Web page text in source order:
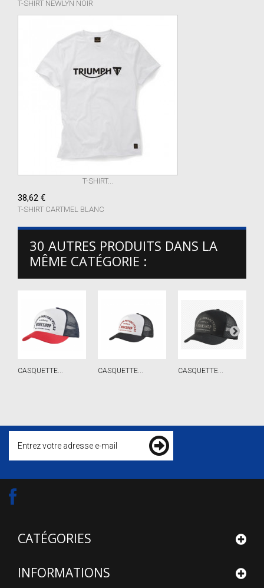
T-SHIRT NEWLYN NOIR
T-SHIRT...
38,62 €
T-SHIRT CARTMEL BLANC
30 AUTRES PRODUITS DANS LA
MÊME CATÉGORIE :
CASQUETTE... CASQUETTE... CASQUETTE...
CATÉGORIES
INFORMATIONS